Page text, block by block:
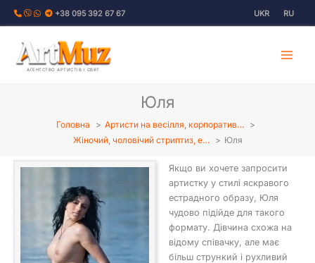
Перейти
+38 095 392 67 67 UKR RU
АГЕНТСТВО АРТИСТІВ І СВЯТ
Юля
Головна
Артисти на весілля, корпоратив…
Жіночий, чоловічий стриптиз, е…
Юля
Якщо ви хочете запросити
артистку у стилі яскравого
естрадного образу, Юля
чудово підійде для такого
формату. Дівчина схожа на
відому співачку, але має
більш стрункий і рухливий